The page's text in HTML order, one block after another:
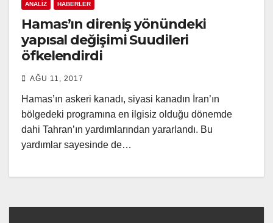
ANALIZ HABERLER
Hamas’ın direniş yönündeki
yapısal değişimi Suudileri
öfkelendirdi
AĞU 11, 2017
Hamas’ın askeri kanadı, siyasi kanadın İran’ın
bölgedeki programına en ilgisiz olduğu dönemde
dahi Tahran’ın yardımlarından yararlandı. Bu
yardımlar sayesinde de…